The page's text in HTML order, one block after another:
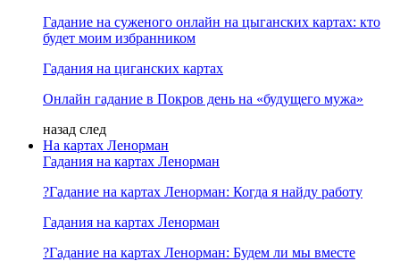
Гадание на суженого онлайн на цыганских картах: кто
будет моим избранником
Гадания на циганских картах
Онлайн гадание в Покров день на «будущего мужа»
назад след
На картах Ленорман
Гадания на картах Ленорман
?Гадание на картах Ленорман: Когда я найду работу
Гадания на картах Ленорман
?Гадание на картах Ленорман: Будем ли мы вместе